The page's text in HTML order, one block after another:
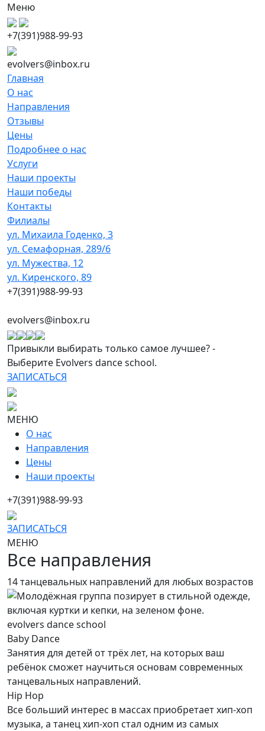
Меню
+7(391)988-99-93
evolvers@inbox.ru
Главная
О нас
Направления
Отзывы
Цены
Подробнее о нас
Услуги
Наши проекты
Наши победы
Контакты
Филиалы
ул. Михаила Годенко, 3
ул. Семафорная, 289/6
ул. Мужества, 12
ул. Киренского, 89
+7(391)988-99-93
evolvers@inbox.ru
Привыкли выбирать только самое лучшее? -
Выберите Evolvers dance school.
ЗАПИСАТЬСЯ
МЕНЮ
О нас
Направления
Цены
Наши проекты
+7(391)988-99-93
ЗАПИСАТЬСЯ
МЕНЮ
Все направления
14 танцевальных направлений для любых возрастов
evolvers dance school
Baby Dance
Занятия для детей от трёх лет, на которых ваш
ребёнок сможет научиться основам современных
танцевальных направлений.
Hip Hop
Все больший интерес в массах приобретает хип-хоп
музыка, а танец хип-хоп стал одним из самых